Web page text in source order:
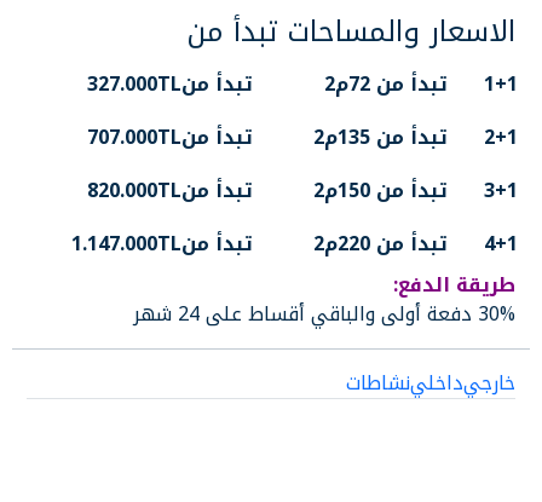
الاسعار والمساحات تبدأ من
1+1 تبدأ من 72م2
تبدأ من327.000TL
2+1
تبدأ من 135م2
تبدأ من707.000TL
3+1
تبدأ من 150م2
تبدأ من820.000TL
4+1
تبدأ من 220م2
تبدأ من1.147.000TL
طريقة الدفع:
30% دفعة أولى والباقي أقساط على 24 شهر
خارجيداخلينشاطات